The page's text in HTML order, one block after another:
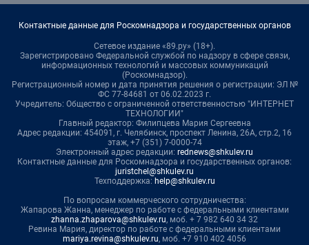
Контактные данные для Роскомнадзора и государственных органов
Сетевое издание «89.ру» (18+).
Зарегистрировано Федеральной службой по надзору в сфере связи,
информационных технологий и массовых коммуникаций
(Роскомнадзор).
Регистрационный номер и дата принятия решения о регистрации: ЭЛ №
ФС 77-84681 от 06.02.2023 г.
Учредитель: Общество с ограниченной ответственностью "ИНТЕРНЕТ
ТЕХНОЛОГИИ"
Главный редактор: Филипцева Мария Сергеевна
Адрес редакции: 454091, г. Челябинск, проспект Ленина, 26А, стр.2, 16
этаж, +7 (351) 7-0000-74
Электронный адрес редакции: rednews@shkulev.ru
Контактные данные для Роскомнадзора и государственных органов:
juristchel@shkulev.ru
Техподдержка: help@shkulev.ru
По вопросам коммерческого сотрудничества:
Жапарова Жанна, менеджер по работе с федеральными клиентами
zhanna.zhaparova@shkulev.ru, моб. + 7 982 640 34 32
Ревина Мария, директор по работе с федеральными клиентами
mariya.revina@shkulev.ru, моб. +7 910 402 4056